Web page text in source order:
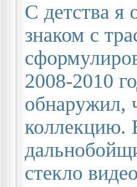
С детства я
знаком с
2008-2010
обнаружил,
коллекцию.
стекло